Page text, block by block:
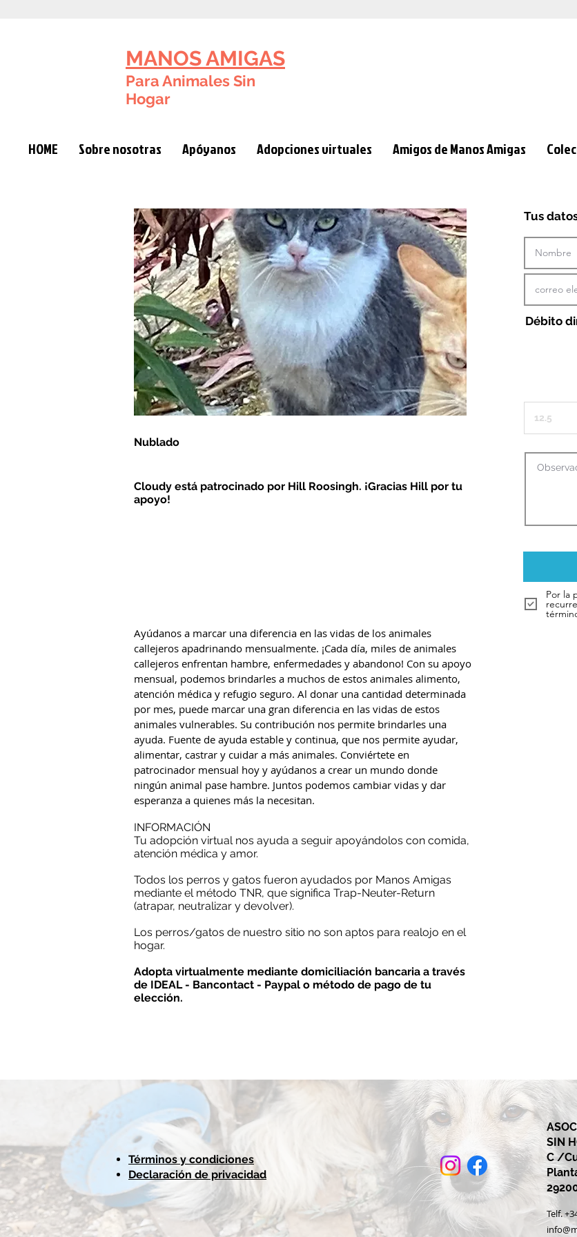
MANOS AMIGAS
Para Animales Sin
Hogar
HOME Sobre nosotras Apóyanos Adopciones virtuales Amigos de Manos Amigas
Nublado
Cloudy está patrocinado por Hill Roosingh. ¡Gracias Hill por tu
apoyo!
Tus
Débito
Por la
Ayúdanos a marcar una diferencia en las vidas de los animales
callejeros apadrinando mensualmente. ¡Cada día, miles de animales
callejeros enfrentan hambre, enfermedades y abandono! Con su apoyo
mensual, podemos brindarles a muchos de estos animales alimento,
atención médica y refugio seguro. Al donar una cantidad determinada
por mes, puede marcar una gran diferencia en las vidas de estos
animales vulnerables. Su contribución nos permite brindarles una
ayuda. Fuente de ayuda estable y continua, que nos permite ayudar,
alimentar, castrar y cuidar a más animales. Conviértete en
patrocinador mensual hoy y ayúdanos a crear un mundo donde
ningún animal pase hambre. Juntos podemos cambiar vidas y dar
esperanza a quienes más la necesitan.
INFORMACIÓN
Tu adopción virtual nos ayuda a seguir apoyándolos con comida,
atención médica y amor.
Todos los perros y gatos fueron ayudados por Manos Amigas
mediante el método TNR, que significa Trap-Neuter-Return
(atrapar, neutralizar y devolver).
Los perros/gatos de nuestro sitio no son aptos para realojo en el
hogar.
Adopta virtualmente mediante domiciliación bancaria a través
de IDEAL - Bancontact - Paypal o método de pago de tu
elección.
Términos y condiciones
Declaración de privacidad
SIN
C /
Telf.